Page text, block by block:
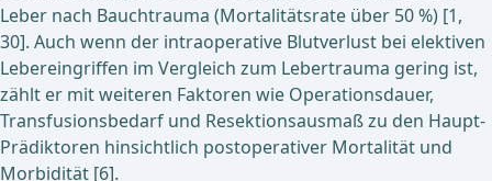
Leber nach Bauchtrauma (Mortalitätsrate über 50 %) [1,
30]. Auch wenn der intraoperative Blutverlust bei elektiven
Lebereingriffen im Vergleich zum Lebertrauma gering ist,
zählt er mit weiteren Faktoren wie Operationsdauer,
Transfusionsbedarf und Resektionsausmaß zu den Haupt-
Prädiktoren hinsichtlich postoperativer Mortalität und
Morbidität [6].